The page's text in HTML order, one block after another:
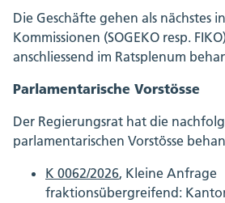
Die Geschäfte gehen als nächstes
Kommissionen (SOGEKO resp.
anschliessend im Ratsplenum
Parlamentarische Vorstösse
Der Regierungsrat hat die
parlamentarischen Vorstösse
K 0062/2026, Kleine Anfrage
fraktionsübergreifend: